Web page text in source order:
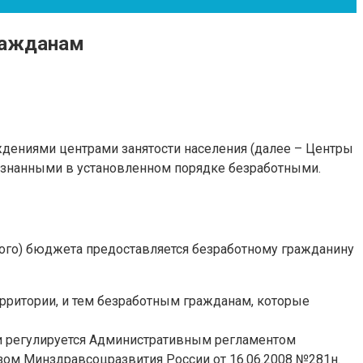
центрами занятости населения (далее – Центры
в установленном порядке безработными.
бюджета предоставляется безработному гражданину
и тем безработным гражданам, которые
регулируется Административным регламентом
Минздравсоцразвития России от 16.06.2008 №281н.